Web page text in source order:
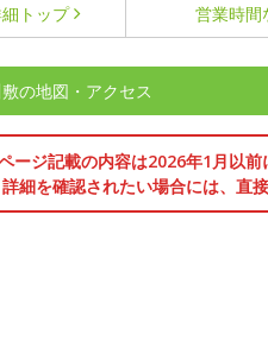
トップ 営業時間
の地図・アクセス
ージ記載の内容は2026年1月以前
詳細を確認されたい場合には、直